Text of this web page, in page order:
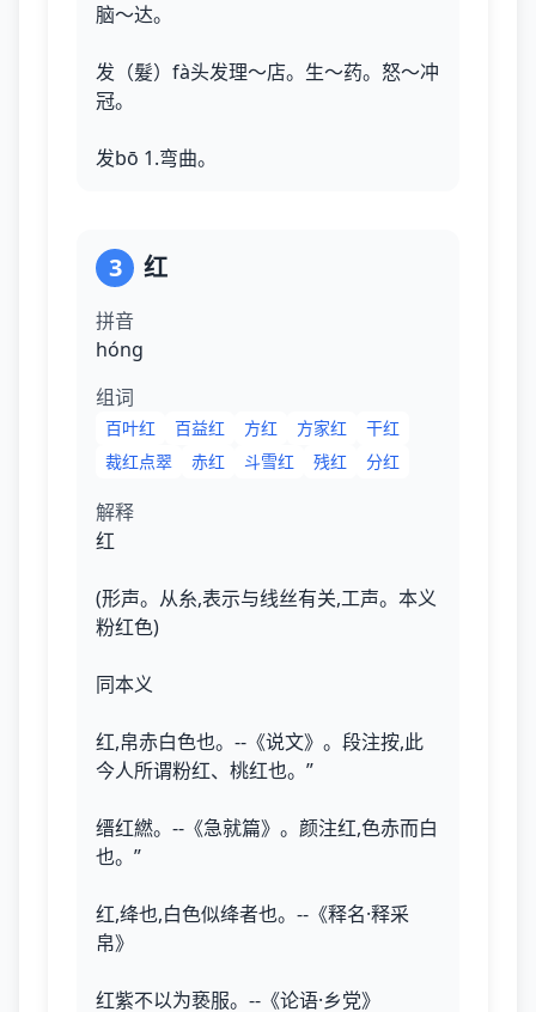
脑～达。
发（髮）fà头发理～店。生～药。怒～冲
冠。
发bō 1.弯曲。
3 红
拼音
hónɡ
组词
百叶红 百益红 方红 方家红
干红
裁红点翠
赤红 斗雪红 残红 分红
解释
红
(形声。从糸,表示与线丝有关,工声。本义
粉红色)
同本义
红,帛赤白色也。--《说文》。段注按,此
今人所谓粉红、桃红也。”
缙红繎。--《急就篇》。颜注红,色赤而白
也。”
红,绛也,白色似绛者也。--《释名·释采
帛》
红紫不以为亵服。--《论语·乡党》